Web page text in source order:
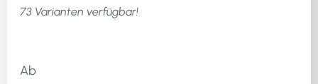
73 Varianten verfügbar!
Ab